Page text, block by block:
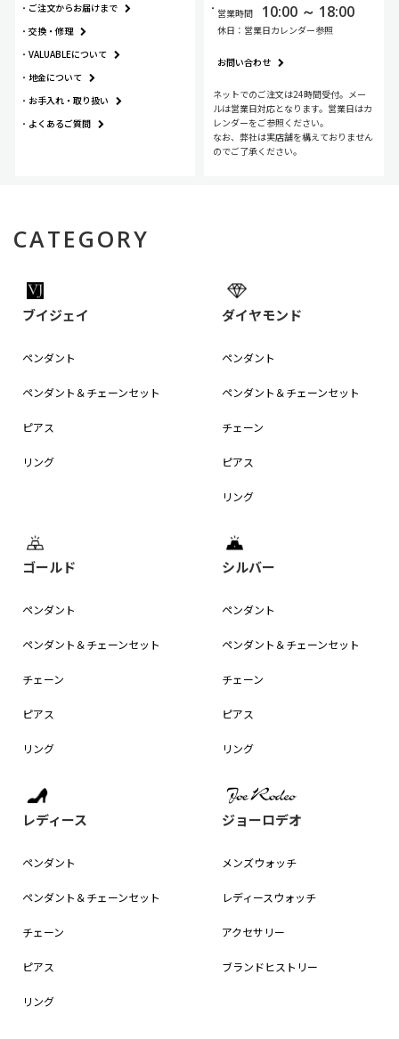
ご注文からお届けまで
交換・修理
VALUABLEについて
地金について
お手入れ・取り扱い
よくあるご質問
営業時間 10:00 ～ 18:00
休日：営業日カレンダー参照
お問い合わせ
ネットでのご注文は24時間受付。メー
ルは営業日対応となります。営業日はカ
レンダーをご参照ください。
なお、弊社は実店舗を構えておりません
のでご了承ください。
CATEGORY
ブイジェイ
ペンダント
ペンダント＆チェーンセット
ピアス
リング
ダイヤモンド
ペンダント
ペンダント＆チェーンセット
チェーン
ピアス
リング
ゴールド
ペンダント
ペンダント＆チェーンセット
チェーン
ピアス
リング
シルバー
ペンダント
ペンダント＆チェーンセット
チェーン
ピアス
リング
レディース
ペンダント
ペンダント＆チェーンセット
チェーン
ピアス
リング
ジョーロデオ
メンズウォッチ
レディースウォッチ
アクセサリー
ブランドヒストリー